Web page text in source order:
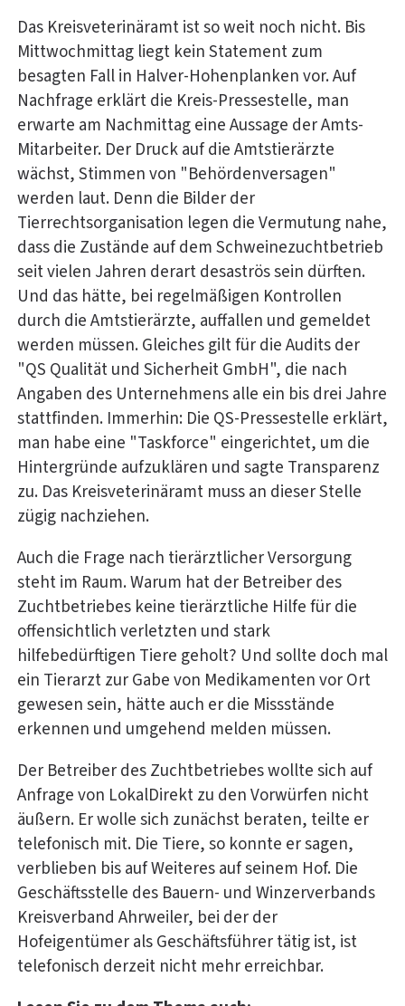
Das Kreisveterinäramt ist so weit noch nicht. Bis
Mittwochmittag liegt kein Statement zum
besagten Fall in Halver-Hohenplanken vor. Auf
Nachfrage erklärt die Kreis-Pressestelle, man
erwarte am Nachmittag eine Aussage der Amts-
Mitarbeiter. Der Druck auf die Amtstierärzte
wächst, Stimmen von "Behördenversagen"
werden laut. Denn die Bilder der
Tierrechtsorganisation legen die Vermutung nahe,
dass die Zustände auf dem Schweinezuchtbetrieb
seit vielen Jahren derart desaströs sein dürften.
Und das hätte, bei regelmäßigen Kontrollen
durch die Amtstierärzte, auffallen und gemeldet
werden müssen. Gleiches gilt für die Audits der
"QS Qualität und Sicherheit GmbH", die nach
Angaben des Unternehmens alle ein bis drei Jahre
stattfinden. Immerhin: Die QS-Pressestelle erklärt,
man habe eine "Taskforce" eingerichtet, um die
Hintergründe aufzuklären und sagte Transparenz
zu. Das Kreisveterinäramt muss an dieser Stelle
zügig nachziehen.
Auch die Frage nach tierärztlicher Versorgung
steht im Raum. Warum hat der Betreiber des
Zuchtbetriebes keine tierärztliche Hilfe für die
offensichtlich verletzten und stark
hilfebedürftigen Tiere geholt? Und sollte doch mal
ein Tierarzt zur Gabe von Medikamenten vor Ort
gewesen sein, hätte auch er die Missstände
erkennen und umgehend melden müssen.
Der Betreiber des Zuchtbetriebes wollte sich auf
Anfrage von LokalDirekt zu den Vorwürfen nicht
äußern. Er wolle sich zunächst beraten, teilte er
telefonisch mit. Die Tiere, so konnte er sagen,
verblieben bis auf Weiteres auf seinem Hof. Die
Geschäftsstelle des Bauern- und Winzerverbands
Kreisverband Ahrweiler, bei der der
Hofeigentümer als Geschäftsführer tätig ist, ist
telefonisch derzeit nicht mehr erreichbar.